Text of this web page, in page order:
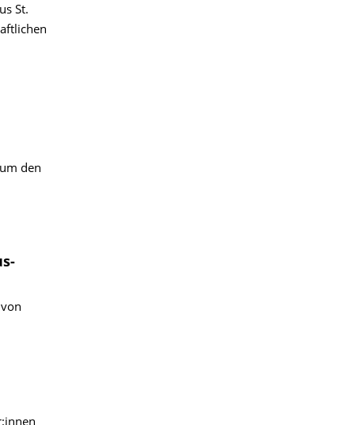
St.
den